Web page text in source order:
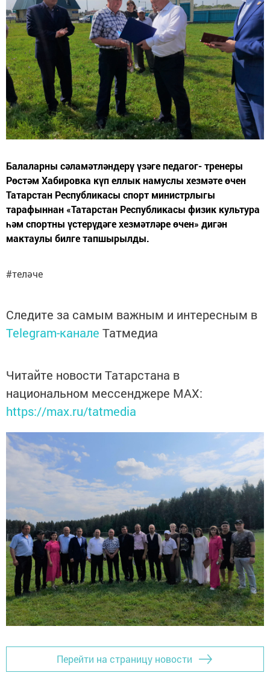
Балаларны сәламәтләндерү үзәге педагог- тренеры
Рөстәм Хабировка күп еллык намуслы хезмәте өчен
Татарстан Республикасы спорт министрлыгы
тарафыннан «Татарстан Республикасы физик культура
һәм спортны үстерүдәге хезмәтләре өчен» дигән
мактаулы билге тапшырылды.
#теләче
Следите за самым важным и интересным в
Telegram-канале Татмедиа
Читайте новости Татарстана в
национальном мессенджере MАХ:
https://max.ru/tatmedia
Перейти на страницу новости